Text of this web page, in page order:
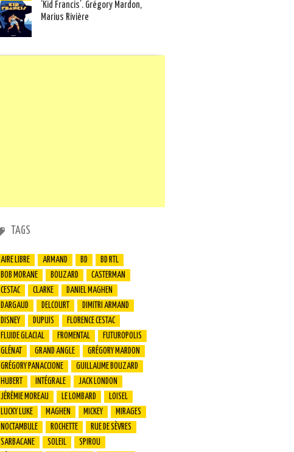
‘Kid Francis’. Grégory Mardon,
Marius Rivière
TAGS
AIRE LIBRE ARMAND BD
BD RTL
BOB MORANE
BOUZARD
CASTERMAN
CESTAC
CLARKE
DANIEL MAGHEN
DARGAUD
DELCOURT
DIMITRI ARMAND
DISNEY
DUPUIS
FLORENCE CESTAC
FLUIDE GLACIAL
FROMENTAL
FUTUROPOLIS
GLÉNAT
GRAND ANGLE
GRÉGORY MARDON
GRÉGORY PANACCIONE
GUILLAUME BOUZARD
HUBERT
INTÉGRALE
JACK LONDON
JÉRÉMIE MOREAU
LE LOMBARD
LOISEL
LUCKY LUKE
MAGHEN MICKEY
MIRAGES
NOCTAMBULE
ROCHETTE
RUE DE SÈVRES
SARBACANE
SOLEIL
SPIROU